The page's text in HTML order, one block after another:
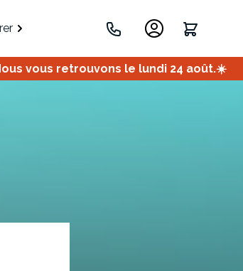
vous retrouvons le lundi 24 août.☀️